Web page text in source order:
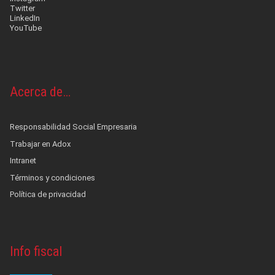
Twitter
LinkedIn
YouTube
Acerca de…
Responsabilidad Social Empresaria
Trabajar en Adox
Intranet
Términos y condiciones
Política de privacidad
Info fiscal